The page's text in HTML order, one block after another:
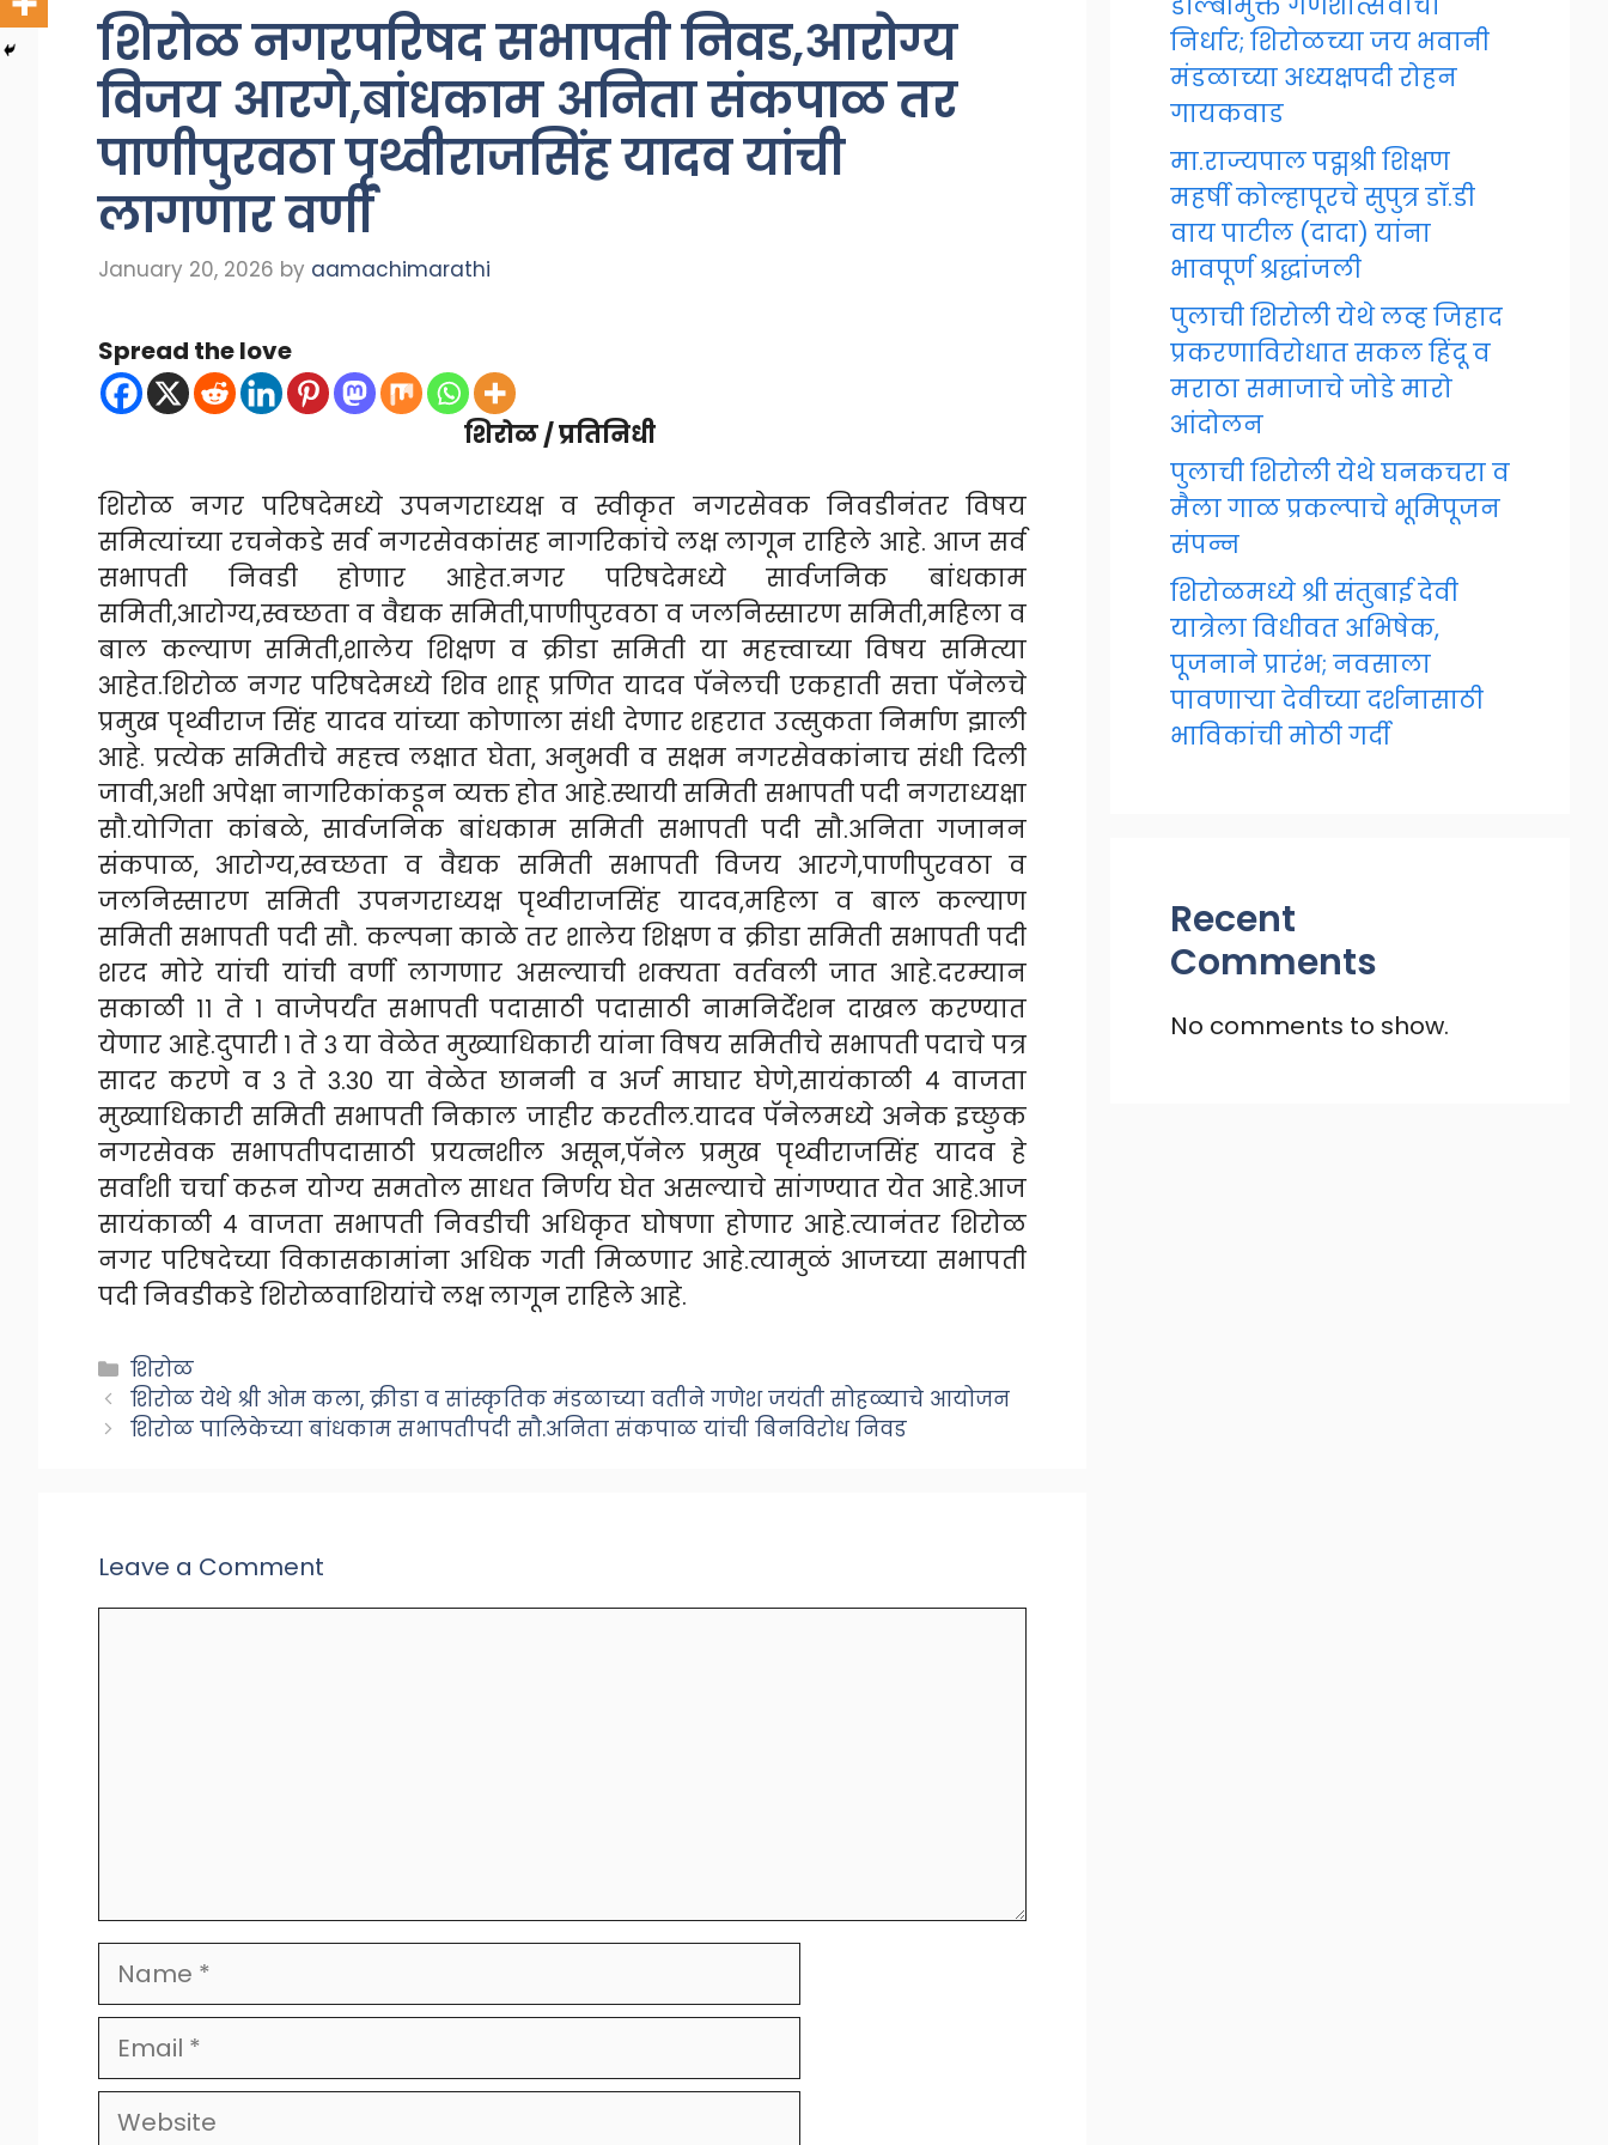
शिरोळ नगरपरिषद सभापती निवड,आरोग्य
विजय आरगे,बांधकाम अनिता संकपाळ तर
पाणीपुरवठा पृथ्वीराजसिंह यादव यांची
लागणार वर्णी
January 20, 2026 by aamachimarathi
Spread the love
शिरोळ / प्रतिनिधी
शिरोळ नगर परिषदेमध्ये उपनगराध्यक्ष व स्वीकृत नगरसेवक निवडीनंतर विषय
समित्यांच्या रचनेकडे सर्व नगरसेवकांसह नागरिकांचे लक्ष लागून राहिले आहे. आज सर्व
सभापती निवडी होणार आहेत.नगर परिषदेमध्ये सार्वजनिक बांधकाम
समिती,आरोग्य,स्वच्छता व वैद्यक समिती,पाणीपुरवठा व जलनिस्सारण समिती,महिला व
बाल कल्याण समिती,शालेय शिक्षण व क्रीडा समिती या महत्त्वाच्या विषय समित्या
आहेत.शिरोळ नगर परिषदेमध्ये शिव शाहू प्रणित यादव पॅनेलची एकहाती सत्ता पॅनेलचे
प्रमुख पृथ्वीराज सिंह यादव यांच्या कोणाला संधी देणार शहरात उत्सुकता निर्माण झाली
आहे. प्रत्येक समितीचे महत्त्व लक्षात घेता, अनुभवी व सक्षम नगरसेवकांनाच संधी दिली
जावी,अशी अपेक्षा नागरिकांकडून व्यक्त होत आहे.स्थायी समिती सभापती पदी नगराध्यक्षा
सौ.योगिता कांबळे, सार्वजनिक बांधकाम समिती सभापती पदी सौ.अनिता गजानन
संकपाळ, आरोग्य,स्वच्छता व वैद्यक समिती सभापती विजय आरगे,पाणीपुरवठा व
जलनिस्सारण समिती उपनगराध्यक्ष पृथ्वीराजसिंह यादव,महिला व बाल कल्याण
समिती सभापती पदी सौ. कल्पना काळे तर शालेय शिक्षण व क्रीडा समिती सभापती पदी
शरद मोरे यांची यांची वर्णी लागणार असल्याची शक्यता वर्तवली जात आहे.दरम्यान
सकाळी ११ ते १ वाजेपर्यंत सभापती पदासाठी पदासाठी नामनिर्देशन दाखल करण्यात
येणार आहे.दुपारी १ ते ३ या वेळेत मुख्याधिकारी यांना विषय समितीचे सभापती पदाचे पत्र
सादर करणे व ३ ते ३.३० या वेळेत छाननी व अर्ज माघार घेणे,सायंकाळी ४ वाजता
मुख्याधिकारी समिती सभापती निकाल जाहीर करतील.यादव पॅनेलमध्ये अनेक इच्छुक
नगरसेवक सभापतीपदासाठी प्रयत्नशील असून,पॅनेल प्रमुख पृथ्वीराजसिंह यादव हे
सर्वांशी चर्चा करून योग्य समतोल साधत निर्णय घेत असल्याचे सांगण्यात येत आहे.आज
सायंकाळी ४ वाजता सभापती निवडीची अधिकृत घोषणा होणार आहे.त्यानंतर शिरोळ
नगर परिषदेच्या विकासकामांना अधिक गती मिळणार आहे.त्यामुळं आजच्या सभापती
पदी निवडीकडे शिरोळवाशियांचे लक्ष लागून राहिले आहे.
Categories
शिरोळ
शिरोळ येथे श्री ओम कला, क्रीडा व सांस्कृतिक मंडळाच्या वतीने गणेश जयंती सोहळ्याचे आयोजन
शिरोळ पालिकेच्या बांधकाम सभापतीपदी सौ.अनिता संकपाळ यांची बिनविरोध निवड
Leave a Comment
Name
Email
Website
निर्धार; शिरोळच्या जय भवानी
मंडळाच्या अध्यक्षपदी रोहन
गायकवाड
मा.राज्यपाल पद्मश्री शिक्षण
महर्षी कोल्हापूरचे सुपुत्र डॉ.डी
वाय पाटील (दादा) यांना
भावपूर्ण श्रद्धांजली
पुलाची शिरोली येथे लव्ह जिहाद
प्रकरणाविरोधात सकल हिंदू व
मराठा समाजाचे जोडे मारो
आंदोलन
पुलाची शिरोली येथे घनकचरा व
मैला गाळ प्रकल्पाचे भूमिपूजन
संपन्न
शिरोळमध्ये श्री संतुबाई देवी
यात्रेला विधीवत अभिषेक,
पूजनाने प्रारंभ; नवसाला
पावणाऱ्या देवीच्या दर्शनासाठी
भाविकांची मोठी गर्दी
Recent
Comments
No comments to show.